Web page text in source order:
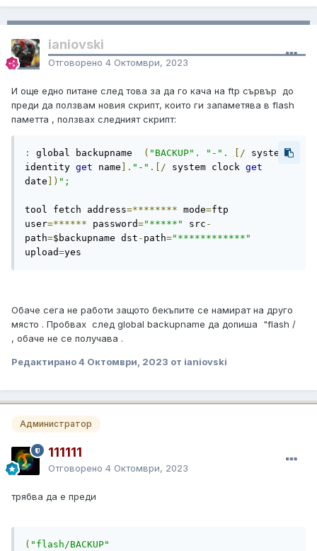
ianiovski
Отговорено 4 Октомври, 2023
И още едно питане след това за да го кача на ftp сървър до
преди да ползвам новия скрипт, които ги запаметява в flash
паметта , ползвах следният скрипт:
: global backupname ( "BACKUP" . "-" . [/ system
identity get name ]. "-" .[/ system clock get
date ]) ";
tool fetch address=******** mode=ftp
user=****** password="*****" src -
path=$backupname dst - path="************"
upload=yes
Обаче сега не работи защото бекъпите се намират на друго
място . Пробвах след global backupname да допиша "flash /
, обаче не се получава .
Редактирано4 Октомври, 2023 от ianiovski
Администратор
111111
Отговорено 4 Октомври, 2023
трябва да е преди
( "flash/BACKUP"